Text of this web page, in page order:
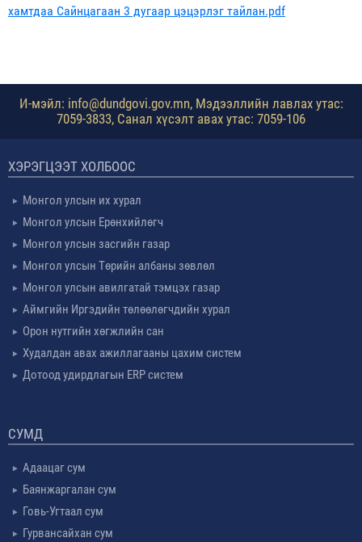
хамтдаа Сайнцагаан 3 дугаар цэцэрлэг тайлан.pdf
И-мэйл: info@dundgovi.gov.mn, Мэдээллийн лавлах утас:
7059-3833, Санал хүсэлт авах утас: 7059-106
ХЭРЭГЦЭЭТ ХОЛБООС
Монгол улсын их хурал
Монгол улсын Ерөнхийлөгч
Монгол улсын засгийн газар
Монгол улсын Төрийн албаны зөвлөл
Монгол улсын авилгатай тэмцэх газар
Аймгийн Иргэдийн төлөөлөгчдийн хурал
Орон нутгийн хөгжлийн сан
Худалдан авах ажиллагааны цахим систем
Дотоод удирдлагын ERP систем
СУМД
Адаацаг сум
Баянжаргалан сум
Говь-Угтаал сум
Гурвансайхан сум